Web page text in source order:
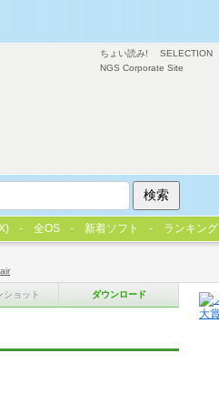
air
ショット ダウンロード
ちょい読み! SELECTION
NGS Corporate Site
全OS 新着ソフト ランキング